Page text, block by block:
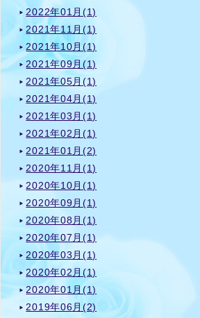
2022年01月(1)
2021年11月(1)
2021年10月(1)
2021年09月(1)
2021年05月(1)
2021年04月(1)
2021年03月(1)
2021年02月(1)
2021年01月(2)
2020年11月(1)
2020年10月(1)
2020年09月(1)
2020年08月(1)
2020年07月(1)
2020年03月(1)
2020年02月(1)
2020年01月(1)
2019年06月(2)